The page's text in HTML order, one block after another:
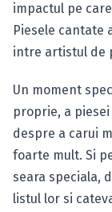
impactul pe
Piesele cantate
intre artistul de
Un moment
proprie, a piesei
despre a carui
foarte mult. Si
seara speciala,
listul lor si